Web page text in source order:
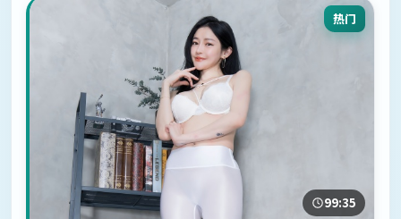
热门
99:35